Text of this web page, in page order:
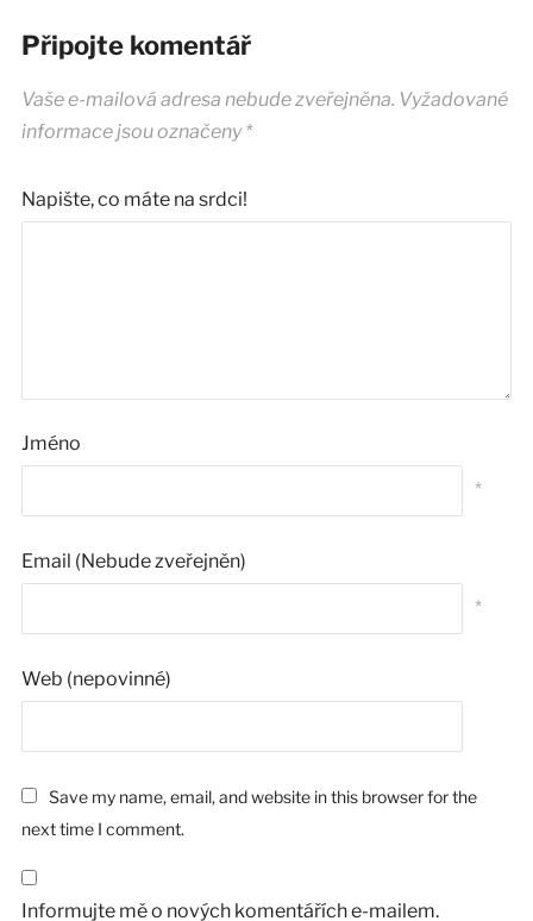
Připojte komentář
Vaše e-mailová adresa nebude zveřejněna. Vyžadované
informace jsou označeny*
Napište, co máte na srdci!
Jméno
*
Email (Nebude zveřejněn)
*
Web (nepovinné)
Save my name, email, and website in this browser for the
next time I comment.
Informujte mě o nových komentářích e-mailem.